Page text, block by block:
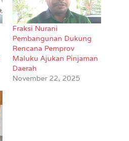
Fraksi Nurani
Pembangunan Dukung
Rencana Pemprov
Maluku Ajukan Pinjaman
Daerah
November 22, 2025